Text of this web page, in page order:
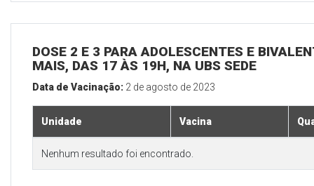
DOSE 2 E 3 PARA ADOLESCENTES E
MAIS, DAS 17 ÀS 19H, NA UBS SEDE
Data de Vacinação: 2 de agosto de 2023
Unidade Vacina
Nenhum resultado foi encontrado.